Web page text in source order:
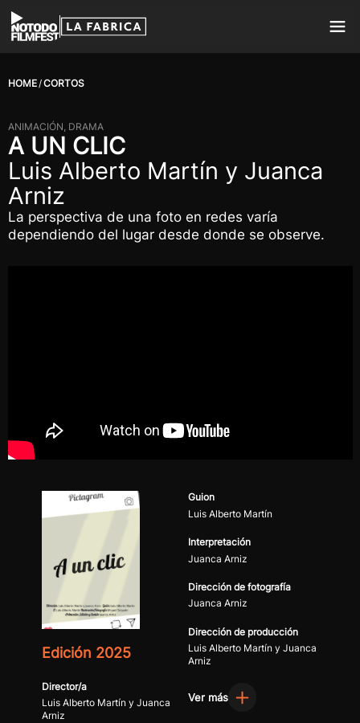
HOME CORTOS
ANIMACIÓN, DRAMA
A UN CLIC
Luis Alberto Martín y Juanca
Arniz
La perspectiva de una foto en redes varía
dependiendo del lugar desde donde se observe.
Edición 2025
Director/a
Luis Alberto Martín y Juanca
Arniz
Guion
Luis Alberto Martín
Interpretación
Juanca Arniz
Dirección de fotografía
Juanca Arniz
Dirección de producción
Luis Alberto Martín y Juanca
Arniz
Ver más